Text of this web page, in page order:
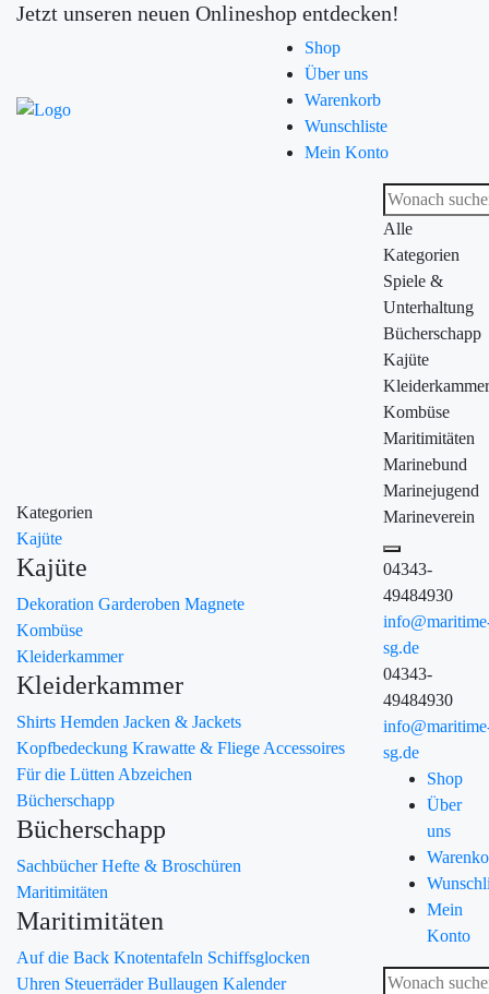
Jetzt unseren neuen Onlineshop entdecken!
Shop
Über uns
Warenkorb
Wunschliste
Mein Konto
Kategorien
Kajüte
Kajüte
Dekoration Garderoben Magnete
Kombüse
Kleiderkammer
Kleiderkammer
Shirts Hemden Jacken & Jackets
Kopfbedeckung Krawatte & Fliege Accessoires
Für die Lütten Abzeichen
Bücherschapp
Bücherschapp
SachbücherHefte & Broschüren
Maritimitäten
Maritimitäten
Auf die Back Knotentafeln Schiffsglocken
Uhren SteuerräderBullaugen Kalender
Alle
Kategorien
Spiele &
Unterhaltung
Bücherschapp
Kajüte
Kleiderkammer
Kombüse
Maritimitäten
Marinebund
Marinejugend
Marineverein
04343-
49484930
sg.de
04343-
49484930
sg.de
Shop
Über
uns
Mein
Konto